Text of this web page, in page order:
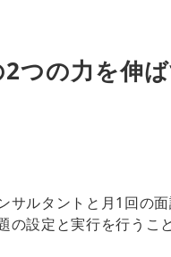
つの力を伸
ルタントと月1回の
の設定と実行を行うこ